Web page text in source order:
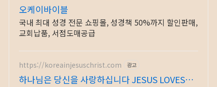
오케이바이블
국내 최대 성경 전문 쇼핑몰, 성경책 50%까지 할인판매,
교회납품, 서점도매공급
https://koreainjesuschrist.com 광고
하나님은 당신을 사랑하십니다 JESUS LOVES